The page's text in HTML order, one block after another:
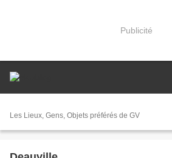
Publicité
Les Lieux, Gens, Objets préférés de GV